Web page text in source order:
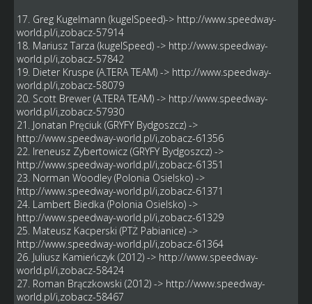
17. Greg Kugelmann (kugelSpeed)-> http://www.speedway-
world.pl/i,zobacz-57914
18. Mariusz Tarza (kugelSpeed) -> http://www.speedway-
world.pl/i,zobacz-57842
19. Dieter Kruspe (A.TERA TEAM) -> http://www.speedway-
world.pl/i,zobacz-58079
20. Scott Brewer (A.TERA TEAM) -> http://www.speedway-
world.pl/i,zobacz-57930
21. Jonatan Pręciuk (GRYFY Bydgoszcz) ->
http://www.speedway-world.pl/i,zobacz-61356
22. Ireneusz Zybertowicz (GRYFY Bydgoszcz) ->
http://www.speedway-world.pl/i,zobacz-61351
23. Norman Woodley (Polonia Osielsko) ->
http://www.speedway-world.pl/i,zobacz-61371
24. Lambert Biedka (Polonia Osielsko) ->
http://www.speedway-world.pl/i,zobacz-61329
25. Mateusz Kacperski (PTŻ Pabianice) ->
http://www.speedway-world.pl/i,zobacz-61364
26. Juliusz Kamieńczyk (2012) -> http://www.speedway-
world.pl/i,zobacz-58424
27. Roman Brączkowski (2012) -> http://www.speedway-
world.pl/i,zobacz-58467